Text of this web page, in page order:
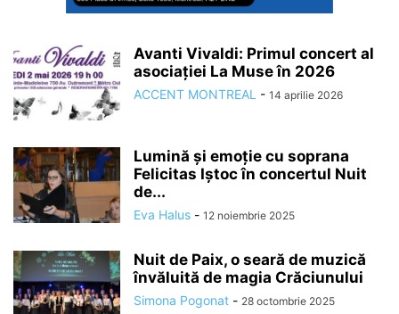
Avanti Vivaldi: Primul concert al
asociației La Muse în 2026
ACCENT MONTREAL - 14 aprilie 2026
Lumină și emoție cu soprana
Felicitas Iștoc în concertul Nuit
de...
Eva Halus - 12 noiembrie 2025
Nuit de Paix, o seară de muzică
învăluită de magia Crăciunului
Simona Pogonat - 28 octombrie 2025